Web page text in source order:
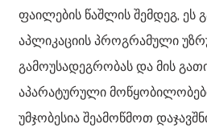
ფაილების წაშლის შემდეგ, ეს
აპლიკაციის პროგრამული
გამოუსადეგრობას და მის
აპარატურული
უმჯობესია შეამოწმოთ